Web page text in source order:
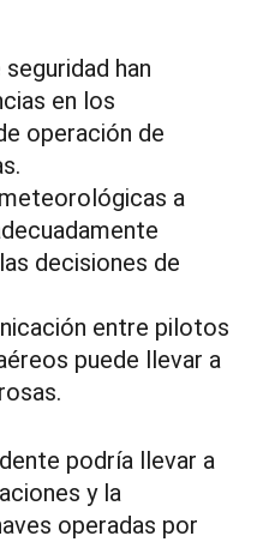
han
en los
operación de
a
decisiones de
entre pilotos
puede llevar a
podría llevar a
y la
operadas por